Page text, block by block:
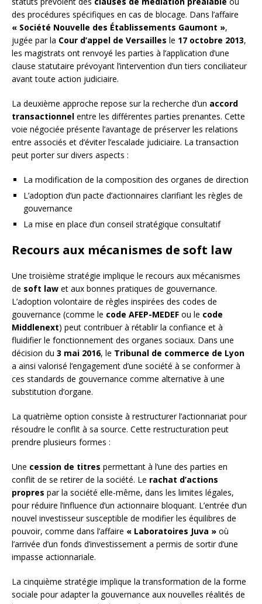
des procédures spécifiques en cas de blocage. Dans l’affaire
« Société Nouvelle des Établissements Gaumont »,
jugée par la Cour d’appel de Versailles le 17 octobre 2013,
les magistrats ont renvoyé les parties à l’application d’une
clause statutaire prévoyant l’intervention d’un tiers conciliateur
avant toute action judiciaire.
La deuxième approche repose sur la recherche d’un accord
transactionnel entre les différentes parties prenantes. Cette
voie négociée présente l’avantage de préserver les relations
entre associés et d’éviter l’escalade judiciaire. La transaction
peut porter sur divers aspects :
La modification de la composition des organes de direction
L’adoption d’un pacte d’actionnaires clarifiant les règles de
gouvernance
La mise en place d’un conseil stratégique consultatif
Recours aux mécanismes de soft law
Une troisième stratégie implique le recours aux mécanismes
de soft law et aux bonnes pratiques de gouvernance.
L’adoption volontaire de règles inspirées des codes de
gouvernance (comme le code AFEP-MEDEF ou le code
Middlenext) peut contribuer à rétablir la confiance et à
fluidifier le fonctionnement des organes sociaux. Dans une
décision du 3 mai 2016, le Tribunal de commerce de Lyon
a ainsi valorisé l’engagement d’une société à se conformer à
ces standards de gouvernance comme alternative à une
substitution d’organe.
La quatrième option consiste à restructurer l’actionnariat pour
résoudre le conflit à sa source. Cette restructuration peut
prendre plusieurs formes :
Une cession de titres permettant à l’une des parties en
conflit de se retirer de la société. Le rachat d’actions
propres par la société elle-même, dans les limites légales,
pour réduire l’influence d’un actionnaire bloquant. L’entrée d’un
nouvel investisseur susceptible de modifier les équilibres de
pouvoir, comme dans l’affaire « Laboratoires Juva » où
l’arrivée d’un fonds d’investissement a permis de sortir d’une
impasse actionnariale.
La cinquième stratégie implique la transformation de la forme
sociale pour adapter la gouvernance aux nouvelles réalités de